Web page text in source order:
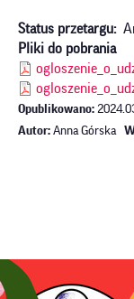
Status przetargu
Pliki do pobrania
Opublikowano:
Autor: Anna Górska